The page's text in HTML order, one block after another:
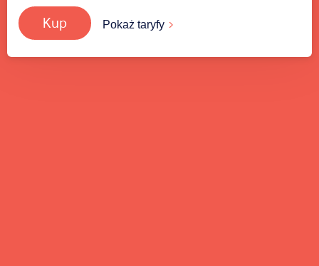
Kup Pokaż taryfy